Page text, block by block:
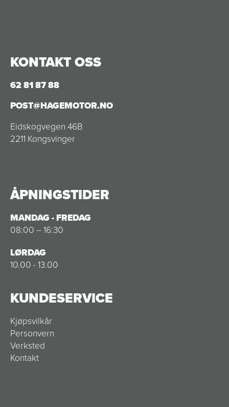
KONTAKT OSS
62 81 87 88
POST@HAGEMOTOR.NO
Eidskogvegen 46B
2211 Kongsvinger
ÅPNINGSTIDER
MANDAG - FREDAG
08:00 – 16:30
LØRDAG
10.00 - 13.00
KUNDESERVICE
Kjøpsvilkår
Personvern
Verksted
Kontakt